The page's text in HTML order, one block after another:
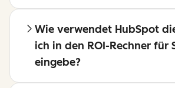
Wie verwendet HubSpot
ich in den ROI-Rechner für
eingebe?